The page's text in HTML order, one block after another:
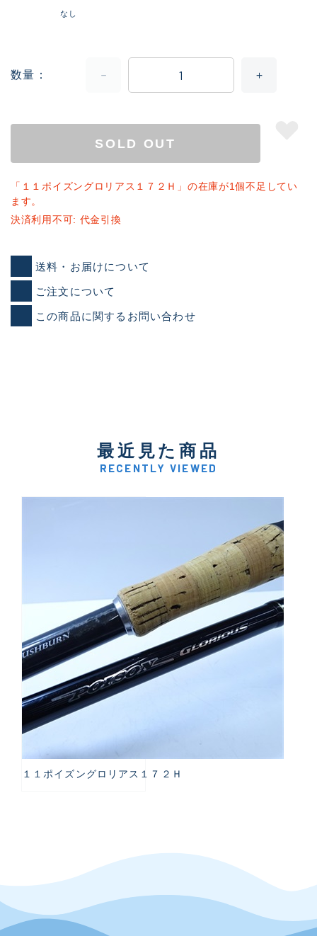
なし
数量
SOLD OUT
「１１ポイズングロリアス１７２Ｈ」の在庫が1個不足してい
ます。
決済利用不可: 代金引換
送料・お届けについて
ご注文について
この商品に関するお問い合わせ
最近見た商品
RECENTLY VIEWED
１１ポイズングロリアス１７２Ｈ